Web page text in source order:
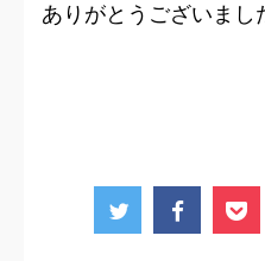
ありがとうございまし